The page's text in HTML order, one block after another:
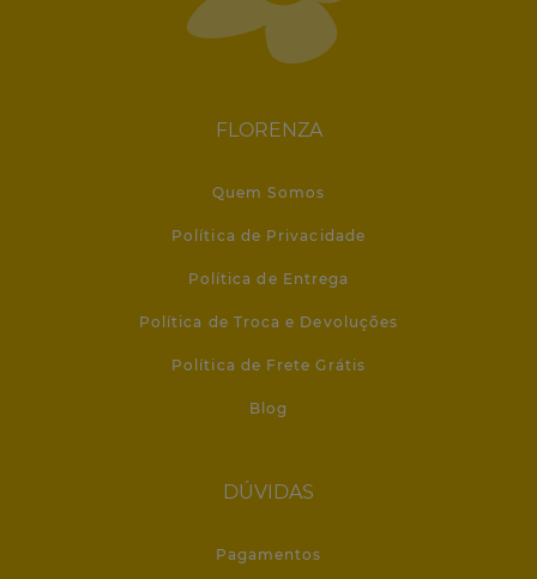
FLORENZA
Quem Somos
Política de Privacidade
Política de Entrega
Política de Troca e Devoluções
Política de Frete Grátis
Blog
DÚVIDAS
Pagamentos